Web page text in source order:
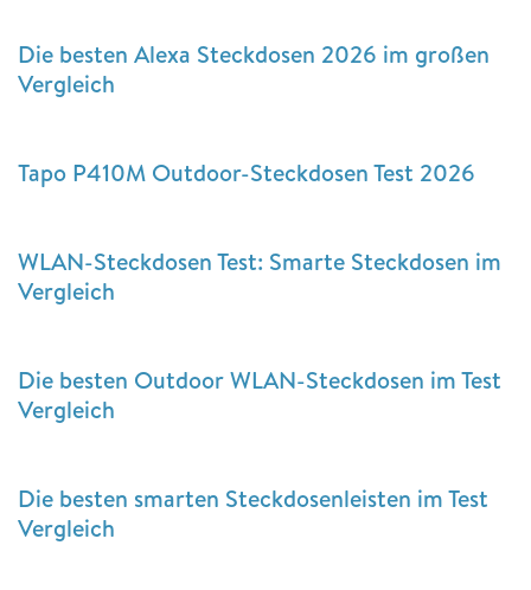
Die besten Alexa Steckdosen 2026 im großen
Vergleich
Tapo P410M Outdoor-Steckdosen Test 2026
WLAN-Steckdosen Test: Smarte Steckdosen im
Vergleich
Die besten Outdoor WLAN-Steckdosen im Test
Vergleich
Die besten smarten Steckdosenleisten im Test
Vergleich